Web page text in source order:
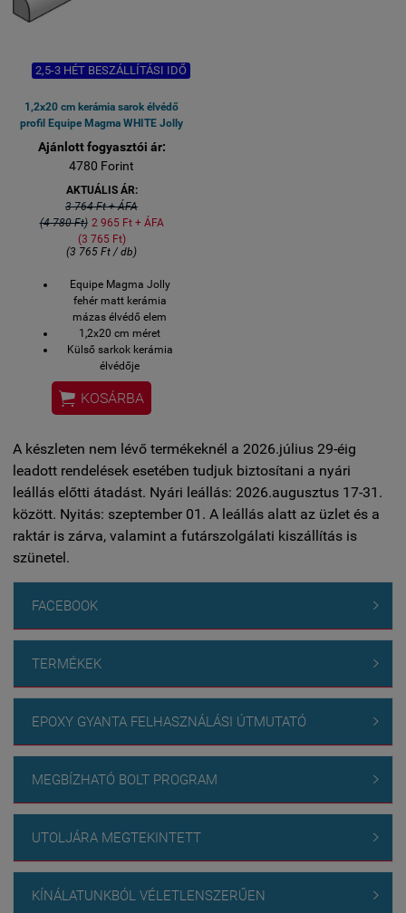
2,5-3 HÉT BESZÁLLÍTÁSI IDŐ
1,2x20 cm kerámia sarok élvédő
profil Equipe Magma WHITE Jolly
Ajánlott fogyasztói ár:
4780 Forint
AKTUÁLIS ÁR:
3 764 Ft + ÁFA
(4 780 Ft) 2 965 Ft + ÁFA
(3 765 Ft)
(3 765 Ft / db)
Equipe Magma Jolly
fehér matt kerámia
mázas élvédő elem
1,2x20 cm méret
Külső sarkok kerámia
élvédője
2-3 hét szállítási idő
 KOSÁRBA
A készleten nem lévő termékeknél a 2026.július 29-éig
leadott rendelések esetében tudjuk biztosítani a nyári
leállás előtti átadást. Nyári leállás: 2026.augusztus 17-31.
között. Nyitás: szeptember 01. A leállás alatt az üzlet és a
raktár is zárva, valamint a futárszolgálati kiszállítás is
szünetel.
FACEBOOK 
TERMÉKEK 
EPOXY GYANTA FELHASZNÁLÁSI ÚTMUTATÓ 
MEGBÍZHATÓ BOLT PROGRAM 
UTOLJÁRA MEGTEKINTETT 
KÍNÁLATUNKBÓL VÉLETLENSZERŰEN 